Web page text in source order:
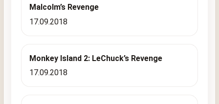
Malcolm’s Revenge
17.09.2018
Monkey Island 2: LeChuck’s Revenge
17.09.2018